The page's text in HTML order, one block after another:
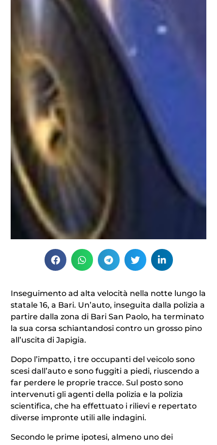
Inseguimento ad alta velocità nella notte lungo la
statale 16, a Bari. Un’auto, inseguita dalla polizia a
partire dalla zona di Bari San Paolo, ha terminato
la sua corsa schiantandosi contro un grosso pino
all’uscita di Japigia.
Dopo l’impatto, i tre occupanti del veicolo sono
scesi dall’auto e sono fuggiti a piedi, riuscendo a
far perdere le proprie tracce. Sul posto sono
intervenuti gli agenti della polizia e la polizia
scientifica, che ha effettuato i rilievi e repertato
diverse impronte utili alle indagini.
Secondo le prime ipotesi, almeno uno dei